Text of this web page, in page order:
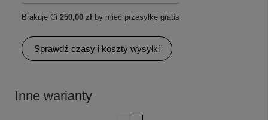
Brakuje Ci 250,00 zł by mieć przesyłkę gratis
Sprawdź czasy i koszty wysyłki
Inne warianty